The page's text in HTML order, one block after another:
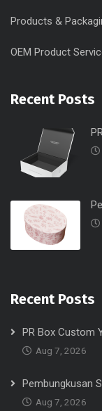
Products &
OEM Product
Recent Posts
Recent Posts
PR Box Custom
Aug 7, 2026
Pembungkusan
Aug 7, 2026